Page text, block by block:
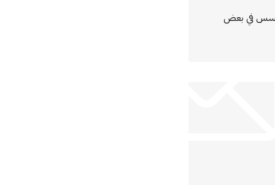
في بعض